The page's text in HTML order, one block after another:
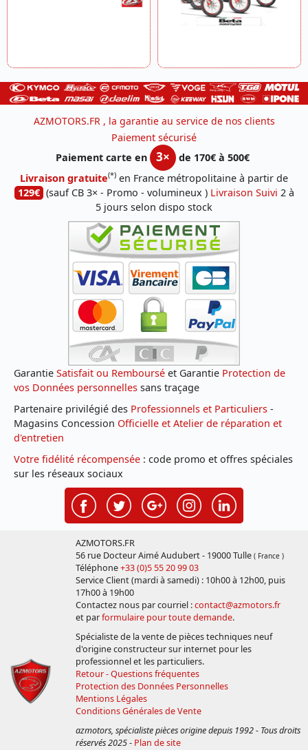
AZMOTORS.FR , la garantie au service de nos clients
Paiement sécurisé
Paiement carte en
3×
de 170€ à 500€
Livraison gratuite(*) en France métropolitaine à partir de
129€ (sauf CB 3× - Promo - volumineux ) Livraison Suivi 2 à
5 jours selon dispo stock
Garantie Satisfait ou Remboursé et Garantie Protection de
vos Données personnelles sans traçage
Partenaire privilégié des Professionnels et Particuliers -
Magasins Concession Officielle et Atelier de réparation et
d'entretien
Votre fidélité récompensée : code promo et offres spéciales
sur les réseaux sociaux
AZMOTORS.FR
56 rue Docteur Aimé Audubert - 19000 Tulle ( France )
Téléphone+33 (0)5 55 20 99 03
Service Client (mardi à samedi) : 10h00 à 12h00, puis
17h00 à 19h00
Contactez nous par courriel :contact@azmotors.fr
et parformulaire pour toute demande.
Spécialiste de la vente de pièces techniques neuf
d'origine constructeur sur internet pour les
professionnel et les particuliers.
Retour - Questions fréquentes
Protection des Données Personnelles
Mentions Légales
Conditions Générales de Vente
azmotors, spécialiste pièces origine depuis 1992 - Tous droits
réservés 2025- Plan de site